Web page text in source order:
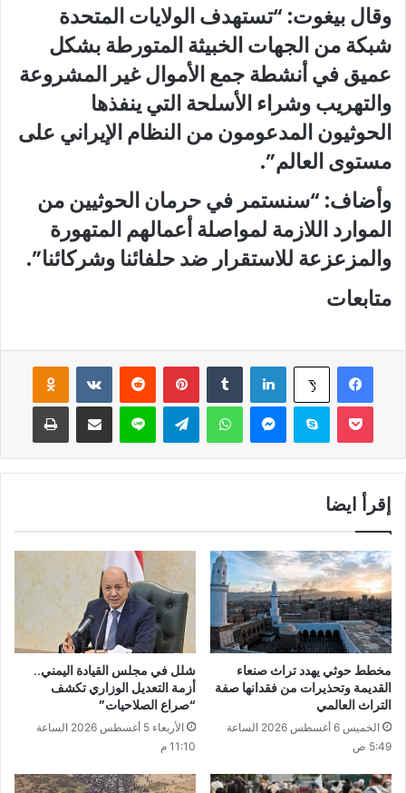
وقال بيغوت: “تستهدف الولايات المتحدة
شبكة من الجهات الخبيثة المتورطة بشكل
عميق في أنشطة جمع الأموال غير المشروعة
والتهريب وشراء الأسلحة التي ينفذها
الحوثيون المدعومون من النظام الإيراني على
مستوى العالم”.
وأضاف: “سنستمر في حرمان الحوثيين من
الموارد اللازمة لمواصلة أعمالهم المتهورة
والمزعزعة للاستقرار ضد حلفائنا وشركائنا”.
متابعات
فيسبوك ‫X لينكدإن بينتيريست
سكايب واتساب لاين
إقرأ ايضا
مخطط حوثي يهدد تراث صنعاء
القديمة وتحذيرات من فقدانها صفة
التراث العالمي
الخميس 6 أغسطس 2026 الساعة
5:49 ص
شلل في مجلس القيادة اليمني..
أزمة التعديل الوزاري تكشف
“صراع الصلاحيات”
الأربعاء 5 أغسطس 2026 الساعة
11:10 م